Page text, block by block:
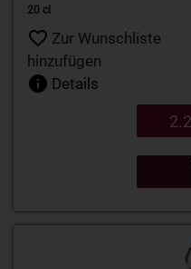
20 cl
Zur Wunschliste
hinzufügen
Details